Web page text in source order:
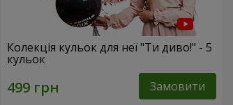
Колекція кульок для неї "Ти диво!" - 5
кульок
Замовити